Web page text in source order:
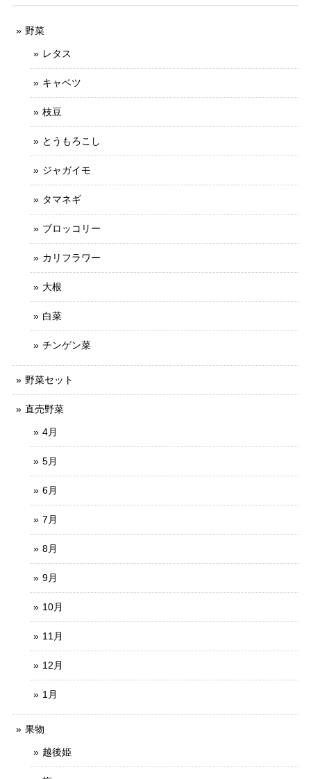
野菜
レタス
キャベツ
枝豆
とうもろこし
ジャガイモ
タマネギ
ブロッコリー
カリフラワー
大根
白菜
チンゲン菜
野菜セット
直売野菜
4月
5月
6月
7月
8月
9月
10月
11月
12月
1月
果物
越後姫